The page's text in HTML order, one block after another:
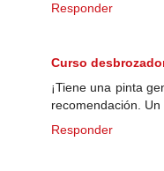
Responder
Curso
¡Tiene una pinta
recomendación. Un
Responder